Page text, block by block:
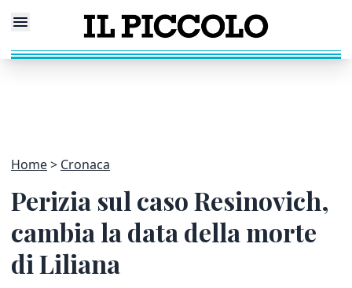
Home Cronaca
Perizia sul caso Resinovich,
cambia la data della morte
di Liliana